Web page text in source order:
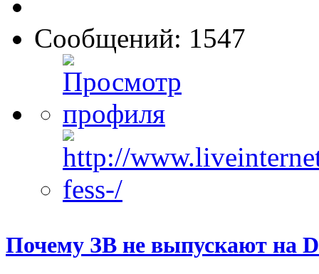
Сообщений: 1547
Почему ЗВ не выпускают на